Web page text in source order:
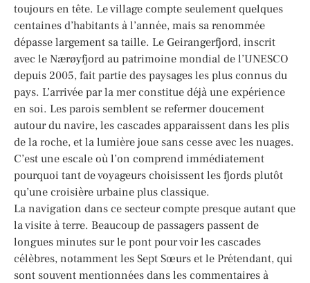
toujours en tête. Le village compte seulement quelques
centaines d’habitants à l’année, mais sa renommée
dépasse largement sa taille. Le Geirangerfjord, inscrit
avec le Nærøyfjord au patrimoine mondial de l’UNESCO
depuis 2005, fait partie des paysages les plus connus du
pays. L’arrivée par la mer constitue déjà une expérience
en soi. Les parois semblent se refermer doucement
autour du navire, les cascades apparaissent dans les plis
de la roche, et la lumière joue sans cesse avec les nuages.
C’est une escale où l’on comprend immédiatement
pourquoi tant de voyageurs choisissent les fjords plutôt
qu’une croisière urbaine plus classique.
La navigation dans ce secteur compte presque autant que
la visite à terre. Beaucoup de passagers passent de
longues minutes sur le pont pour voir les cascades
célèbres, notamment les Sept Sœurs et le Prétendant, qui
sont souvent mentionnées dans les commentaires à